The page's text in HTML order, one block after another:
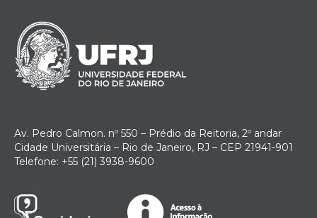
Av. Pedro Calmon. nº 550 – Prédio da Reitoria, 2º andar
Cidade Universitária – Rio de Janeiro, RJ – CEP 21941-901
Telefone: +55 (21) 3938-9600